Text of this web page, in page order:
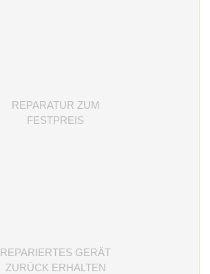
REPARATUR ZUM
FESTPREIS
REPARIERTES GERÄT
ZURÜCK ERHALTEN